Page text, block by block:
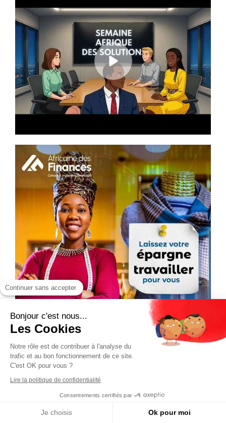
Continuer sans accepter
Bonjour c'est nous...
Les Cookies
Notre rôle est de contribuer à l'analyse du
trafic et au bon fonctionnement de ce site.
C'est OK pour vous ?
Lire la politique de confidentialité
Consentements certifiés par
Je choisis Ok pour moi